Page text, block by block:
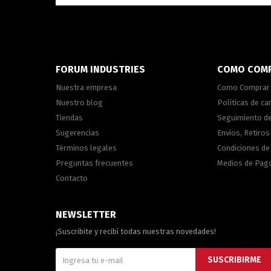
FORUM INDUSTRIES
Nuestra empresa
Nuestro blog
Tiendas
Sugerencias
Términos legales
Preguntas frecuentes
Contacto
COMO
Como Comprar
Políticas de
Seguimiento
Envíos,
Condiciones
Medios de
NEWSLETTER
¡Suscribite y recibí todas nuestras novedades!
SUSCRIBIRME